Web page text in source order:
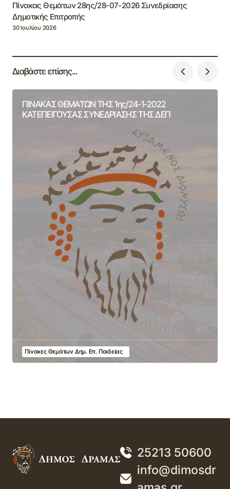
Πίνακας Θεμάτων 28ης/28-07-2026 Συνεδρίασης
Δημοτικής Επιτροπής
30 Ιουλίου 2026
Διαβάστε επίσης...
ΠΙΝΑΚΑΣ ΘΕΜΑΤΩΝ ΤΗΣ 1ης/24-1-2022
ΚΑΤΕΠΕΙΓΟΥΣΑΣ ΣΥΝΕΔΡΙΑΣΗΣ ΤΗΣ ΔΕΠ
Πίνακες Θεμάτων Δημ. Επ. Παιδείας
25213 50600
info@dimosdr